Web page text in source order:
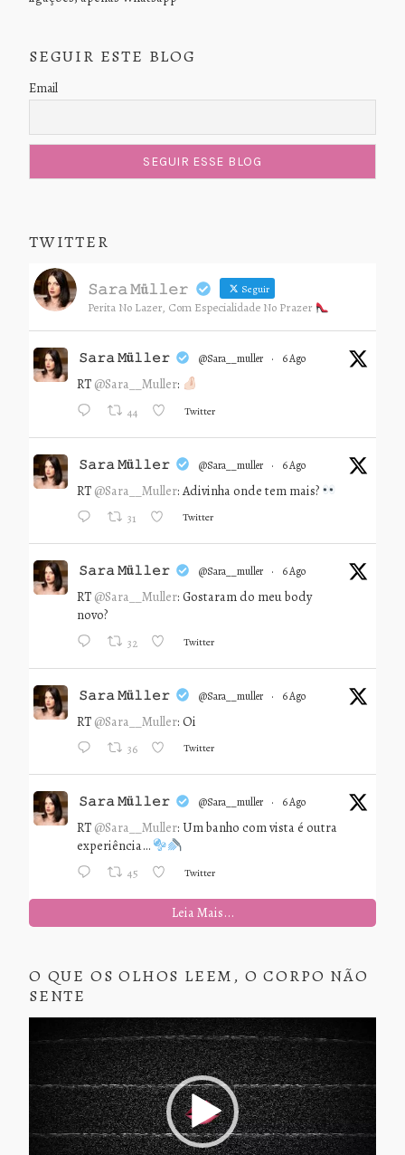
SEGUIR ESTE BLOG
Email
TWITTER
𝚂𝚊𝚛𝚊 𝙼ü𝚕𝚕𝚎𝚛 Seguir
Perita No Lazer, Com Especialidade No Prazer
𝚂𝚊𝚛𝚊 𝙼ü𝚕𝚕𝚎𝚛 @sara__muller · 6 Ago
RT @Sara__Muller:
44 Twitter
𝚂𝚊𝚛𝚊 𝙼ü𝚕𝚕𝚎𝚛 @sara__muller · 6 Ago
RT @Sara__Muller: Adivinha onde tem mais?
31 Twitter
𝚂𝚊𝚛𝚊 𝙼ü𝚕𝚕𝚎𝚛 @sara__muller · 6 Ago
RT @Sara__Muller: Gostaram do meu body
novo?
32 Twitter
𝚂𝚊𝚛𝚊 𝙼ü𝚕𝚕𝚎𝚛 @sara__muller · 6 Ago
RT @Sara__Muller: Oi
36 Twitter
𝚂𝚊𝚛𝚊 𝙼ü𝚕𝚕𝚎𝚛 @sara__muller · 6 Ago
RT @Sara__Muller: Um banho com vista é outra
experiência…
45 Twitter
Leia Mais...
O QUE OS OLHOS LEEM, O CORPO NÃO
SENTE
de
vídeo